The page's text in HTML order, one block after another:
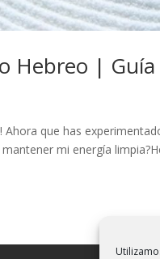
Hebreo | Guía
Ahora que has
mi energía